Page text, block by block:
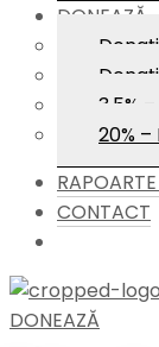
DONEAZĂ
3,5%
20%
CONTACT
DONEAZĂ